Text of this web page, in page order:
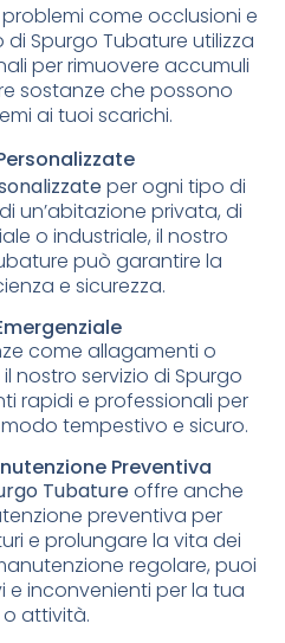
come occlusioni e
di Spurgo Tubature utilizza
per rimuovere accumuli
sostanze che possono
ai tuoi scarichi.
per ogni tipo di
un’abitazione privata, di
o industriale, il nostro
può garantire la
e sicurezza.
come allagamenti o
nostro servizio di Spurgo
rapidi e professionali per
tempestivo e sicuro.
Preventiva
Tubatureoffre anche
preventiva per
e prolungare la vita dei
regolare, puoi
inconvenienti per la tua
attività.